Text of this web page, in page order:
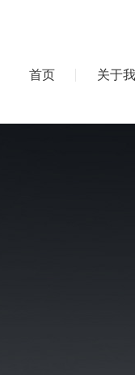
首页 关于